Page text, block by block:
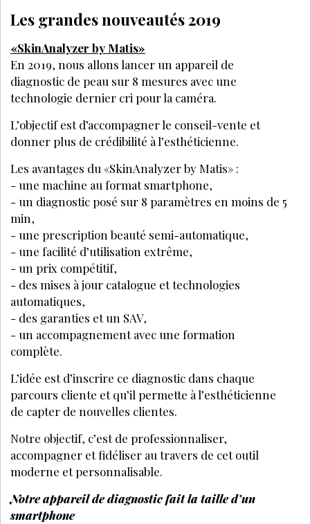
Les grandes nouveautés 2019
«SkinAnalyzer by Matis»
En 2019, nous allons lancer un appareil de
diagnostic de peau sur 8 mesures avec une
technologie dernier cri pour la caméra.
L’objectif est d’accompagner le conseil-vente et
donner plus de crédibilité à l’esthéticienne.
Les avantages du «SkinAnalyzer by Matis» :
- une machine au format smartphone,
- un diagnostic posé sur 8 paramètres en moins de 5
min,
- une prescription beauté semi-automatique,
- une facilité d’utilisation extrême,
- un prix compétitif,
- des mises à jour catalogue et technologies
automatiques,
- des garanties et un SAV,
- un accompagnement avec une formation
complète.
L’idée est d’inscrire ce diagnostic dans chaque
parcours cliente et qu’il permette à l’esthéticienne
de capter de nouvelles clientes.
Notre objectif, c’est de professionnaliser,
accompagner et fidéliser au travers de cet outil
moderne et personnalisable.
Notre appareil de diagnostic fait la taille d’un
smartphone